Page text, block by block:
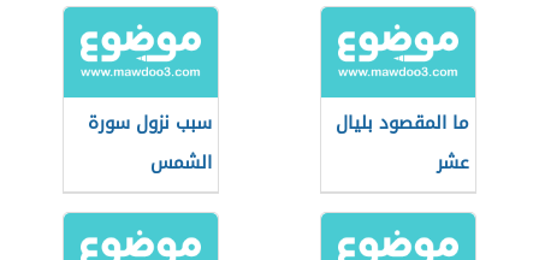
ما المقصود بليال
عشر
سبب نزول سورة
الشمس